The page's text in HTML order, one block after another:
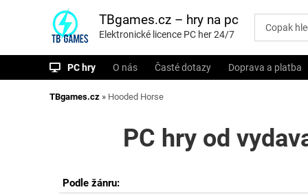
i
TBgames.cz – hry na pc
Elektronické licence PC her 24/7
PC hry O nás Časté dotazy Doprava a platba
TBgames.cz » Hooded Horse
PC hry od
Podle žánru: